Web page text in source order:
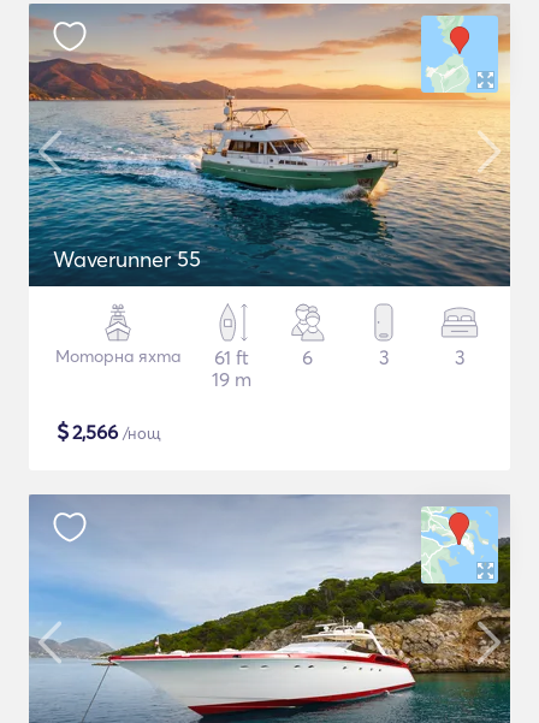
Waverunner 55
Моторна яхта
61 ft
19 m
6 3 3
$2,566 /нощ